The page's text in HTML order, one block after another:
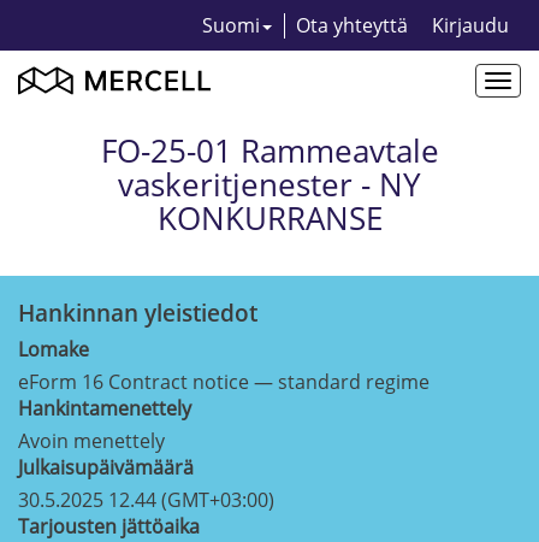
Suomi Ota yhteyttä Kirjaudu
FO-25-01 Rammeavtale
vaskeritjenester - NY
KONKURRANSE
Hankinnan yleistiedot
Lomake
eForm 16 Contract notice — standard regime
Hankintamenettely
Avoin menettely
Julkaisupäivämäärä
30.5.2025 12.44 (GMT+03:00)
Tarjousten jättöaika